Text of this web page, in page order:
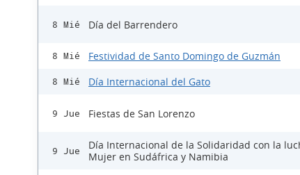
8 Mié Día del Barrendero
8 Mié Festividad de Santo Domingo de Guzmán
8 Mié Día Internacional del Gato
9 Jue Fiestas de San Lorenzo
9 Jue
Día Internacional de la Solidaridad con la
Mujer en Sudáfrica y Namibia